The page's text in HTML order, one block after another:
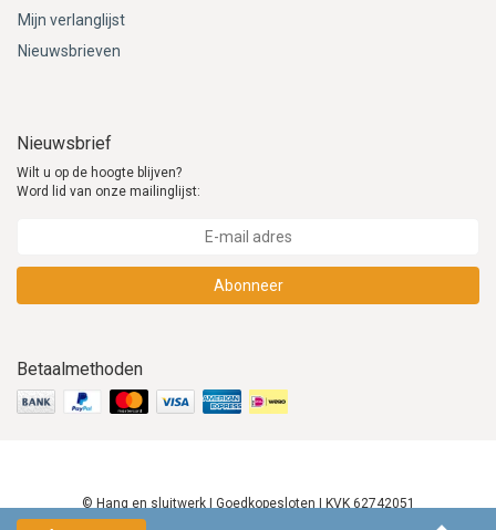
Mijn verlanglijst
Nieuwsbrieven
Nieuwsbrief
Wilt u op de hoogte blijven?
Word lid van onze mailinglijst:
Abonneer
Betaalmethoden
© Hang en sluitwerk | Goedkopesloten | KVK 62742051